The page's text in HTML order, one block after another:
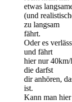
etwas
(und
zu langsam
fährt.
Oder es
und fährt
hier nur
die darfst
dir anhören,
ist.
Kann man